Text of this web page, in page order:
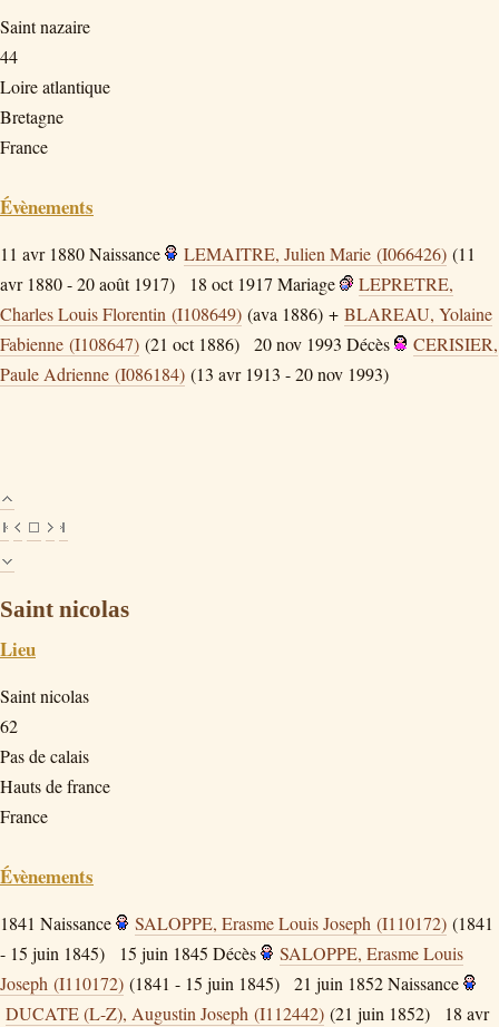
Saint nazaire
44
Loire atlantique
Bretagne
France
Évènements
11 avr 1880Naissance LEMAITRE, Julien Marie (I066426) (11
avr 1880 - 20 août 1917)
18 oct 1917 Mariage
LEPRETRE,
Charles Louis Florentin (I108649) (ava 1886) + BLAREAU, Yolaine
Fabienne (I108647) (21 oct 1886) 20 nov 1993 Décès
CERISIER,
Paule Adrienne (I086184) (13 avr 1913 - 20 nov 1993)
Saint nicolas
Lieu
Saint nicolas
62
Pas de calais
Hauts de france
France
Évènements
1841 Naissance SALOPPE, Erasme Louis Joseph (I110172) (1841
- 15 juin 1845)
15 juin 1845 Décès
SALOPPE, Erasme Louis
Joseph (I110172) (1841 - 15 juin 1845) 21 juin 1852Naissance
DUCATE (L-Z), Augustin Joseph (I112442) (21 juin 1852)
18 avr